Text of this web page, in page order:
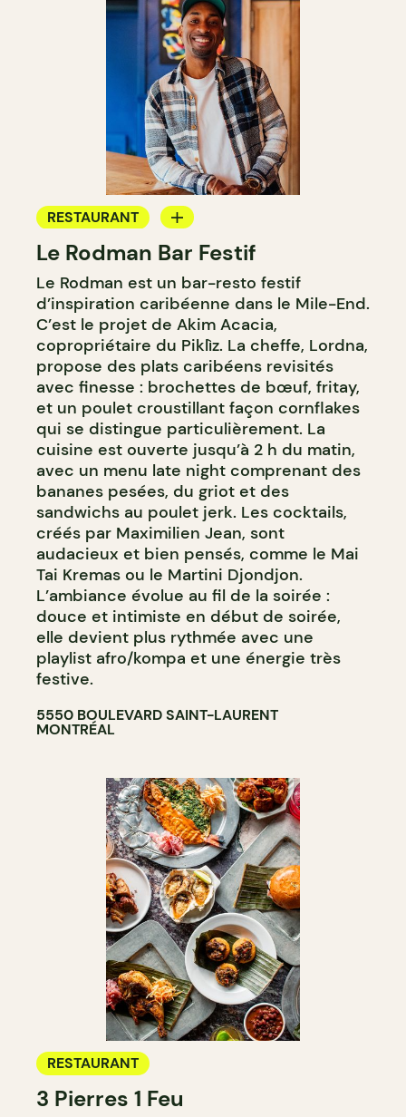
RESTAURANT
BAR
Le Rodman Bar Festif
Le Rodman est un bar-resto festif
d’inspiration caribéenne dans le Mile-End.
C’est le projet de Akim Acacia,
copropriétaire du Piklìz. La cheffe, Lordna,
propose des plats caribéens revisités
avec finesse : brochettes de bœuf, fritay,
et un poulet croustillant façon cornflakes
qui se distingue particulièrement. La
cuisine est ouverte jusqu’à 2 h du matin,
avec un menu late night comprenant des
bananes pesées, du griot et des
sandwichs au poulet jerk. Les cocktails,
créés par Maximilien Jean, sont
audacieux et bien pensés, comme le Mai
Tai Kremas ou le Martini Djondjon.
L’ambiance évolue au fil de la soirée :
douce et intimiste en début de soirée,
elle devient plus rythmée avec une
playlist afro/kompa et une énergie très
festive.
5550 BOULEVARD SAINT-LAURENT
MONTRÉAL
RESTAURANT
3 Pierres 1 Feu